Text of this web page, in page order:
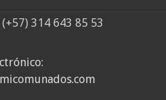
(+57) 314 643 85 53